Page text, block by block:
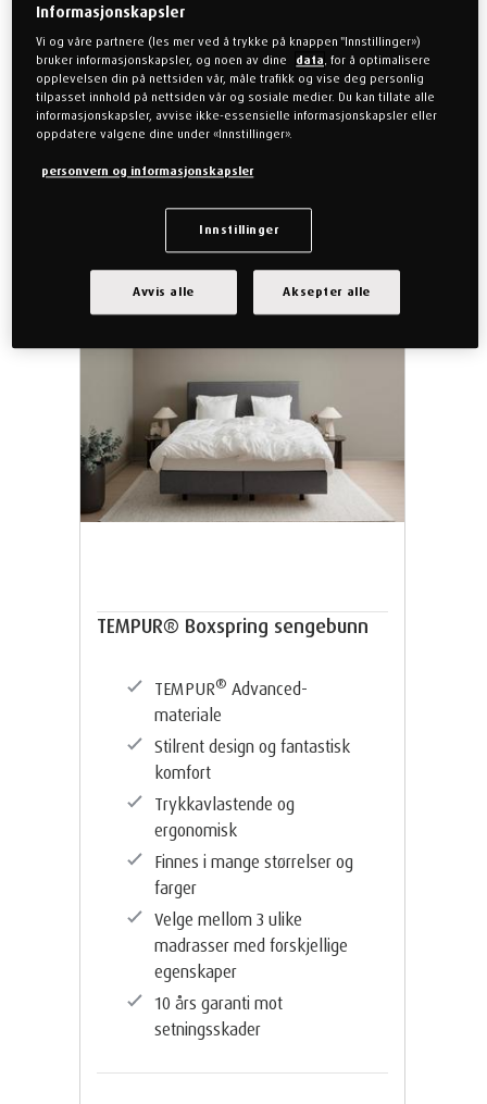
Made In Green by OEKO TEX
10 års garanti
TEMPUR® Boxspring sengebunn
TEMPUR® Advanced-
materiale
Stilrent design og fantastisk
komfort
Trykkavlastende og
ergonomisk
Finnes i mange størrelser og
farger
Velge mellom 3 ulike
madrasser med forskjellige
egenskaper
10 års garanti mot
setningsskader
Informasjonskapsler
Vi og våre partnere (les mer ved å trykke på knappen "Innstillinger»)
bruker informasjonskapsler, og noen av dine
data, for å optimalisere
opplevelsen din på nettsiden vår, måle trafikk og vise deg personlig
tilpasset innhold på nettsiden vår og sosiale medier. Du kan tillate alle
informasjonskapsler, avvise ikke-essensielle informasjonskapsler eller
oppdatere valgene dine under «Innstillinger».
personvern og informasjonskapsler
Innstillinger
Avvis alle Aksepter alle